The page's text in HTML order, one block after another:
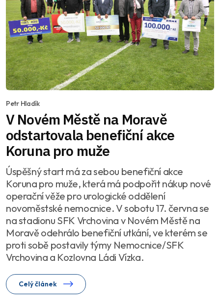
Petr Hladík
V Novém Městě na Moravě
odstartovala benefiční akce
Koruna pro muže
Úspěšný start má za sebou benefiční akce
Koruna pro muže, která má podpořit nákup nové
operační věže pro urologické oddělení
novoměstské nemocnice. V sobotu 17. června se
na stadionu SFK Vrchovina v Novém Městě na
Moravě odehrálo benefiční utkání, ve kterém se
proti sobě postavily týmy Nemocnice/SFK
Vrchovina a Kozlovna Ládi Vízka.
Celý článek